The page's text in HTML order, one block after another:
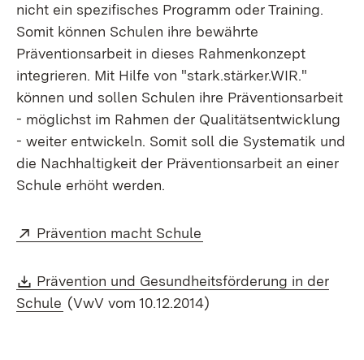
nicht ein spezifisches Programm oder Training.
Somit können Schulen ihre bewährte
Präventionsarbeit in dieses Rahmenkonzept
integrieren. Mit Hilfe von "stark.stärker.WIR."
können und sollen Schulen ihre Präventionsarbeit
- möglichst im Rahmen der Qualitätsentwicklung
- weiter entwickeln. Somit soll die Systematik und
die Nachhaltigkeit der Präventionsarbeit an einer
Schule erhöht werden.
Extern:
Prävention macht Schule
Download:
Prävention und Gesundheitsförderung in der
Schule (Öffnet in neuem Fenster)
(VwV vom 10.12.2014)